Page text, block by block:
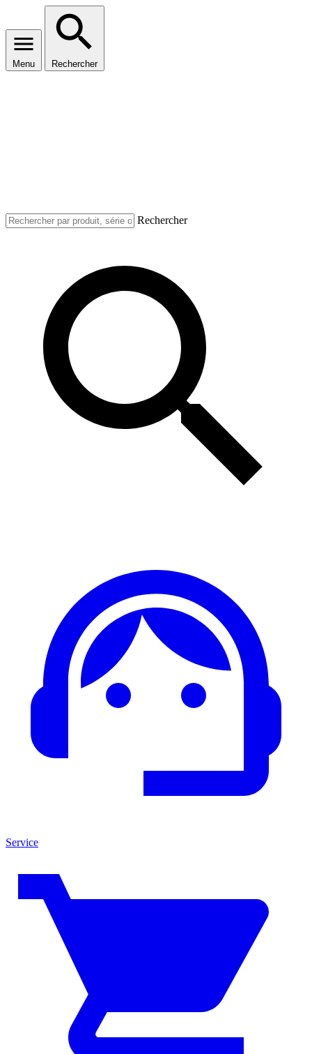
Menu Rechercher
Rechercher
Service